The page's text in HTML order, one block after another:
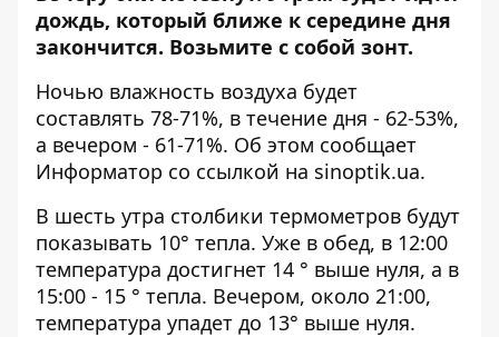
дождь, который ближе к середине дня
закончится. Возьмите с собой зонт.
Ночью влажность воздуха будет
составлять 78-71%, в течение дня - 62-53%,
а вечером - 61-71%. Об этом сообщает
Информатор со ссылкой на sinoptik.ua.
В шесть утра столбики термометров будут
показывать 10° тепла. Уже в обед, в 12:00
температура достигнет 14 ° выше нуля, а в
15:00 - 15 ° тепла. Вечером, около 21:00,
температура упадет до 13° выше нуля.